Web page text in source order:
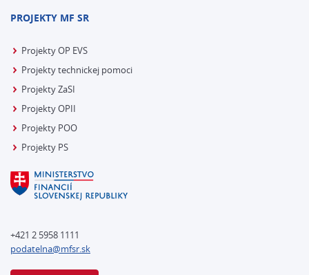
PROJEKTY MF SR
Projekty OP EVS
Projekty technickej pomoci
Projekty ZaSI
Projekty OPII
Projekty POO
Projekty PS
+421 2 5958 1111
podatelna@mfsr.sk